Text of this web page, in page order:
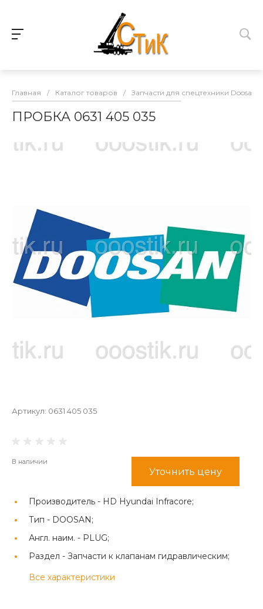
Главная / Каталог товаров / Запчасти для спецтехники Doosan
ПРОБКА 0631 405 035
Артикул: 0631 405 035
В наличии
Уточнить цену
Производитель - HD Hyundai Infracore;
Тип - DOOSAN;
Англ. наим. - PLUG;
Раздел - Запчасти к клапанам гидравлическим;
Все характеристики